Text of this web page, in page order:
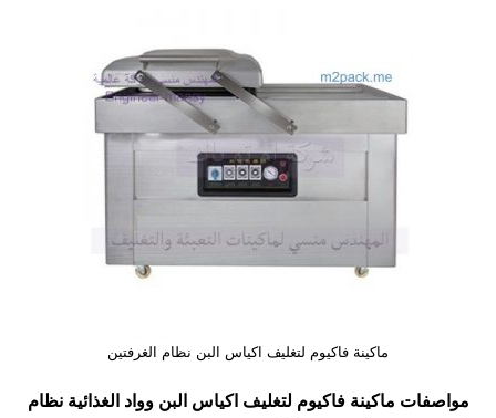
‏ماكينة فاكيوم لتغليف اكياس البن نظام الغرفتين
مواصفات ‏ماكينة فاكيوم لتغليف اكياس البن وواد الغذائية نظام